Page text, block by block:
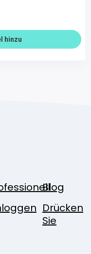
hinzu
Blog
Drücken
Sie